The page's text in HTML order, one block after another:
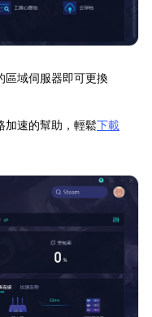
區域伺服器即可更換
加速的幫助，輕鬆下載